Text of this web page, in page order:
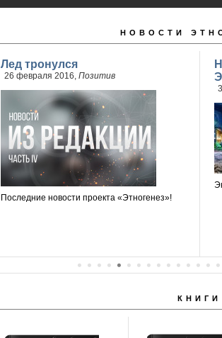
НОВОСТИ
Лед тронулся
26 февраля 2016, Позитив
Последние новости проекта «Этногенез»!
КНИГИ